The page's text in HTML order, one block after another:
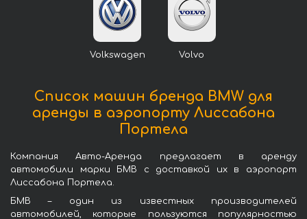
Volkswagen Volvo
Список машин бренда BMW для
аренды в аэропорту Лиссабона
Портела
Компания Авто-Аренда предлагает в аренду
автомобили марки БМВ с доставкой их в аэропорт
Лиссабона Портела.
БМВ – один из известных производителей
автомобилей, которые пользуются популярностью